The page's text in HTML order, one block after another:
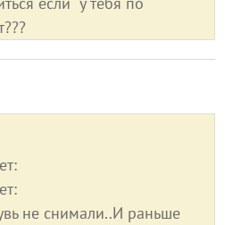
не снимали..И раньше